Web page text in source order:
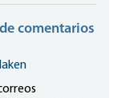
comentarios